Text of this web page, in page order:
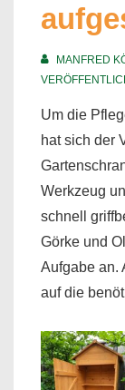
MANFRED
Um die
hat sich der
Werkzeug
schnell
Görke und
Aufgabe an.
auf die